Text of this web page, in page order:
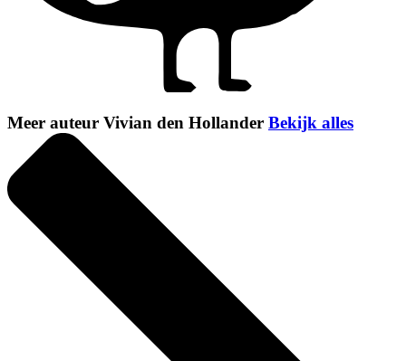
Meer auteur Vivian den Hollander Bekijk alles